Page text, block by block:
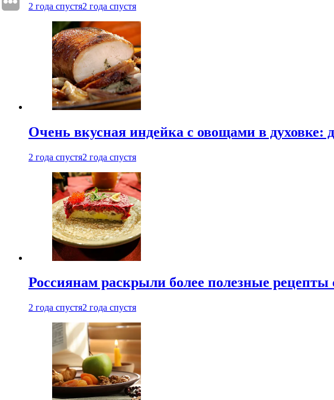
2 года спустя2 года спустя
Очень вкусная индейка с овощами в духовке:
2 года спустя2 года спустя
Россиянам раскрыли более полезные
2 года спустя2 года спустя